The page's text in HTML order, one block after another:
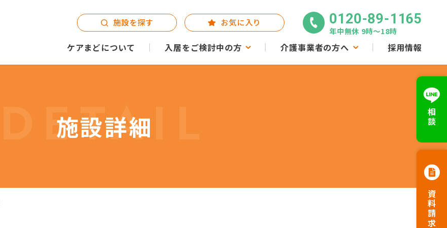
ケアまどについて 入居をご検討中の方 介護事業者の方へ 採用情報
施設を探す お気に入り 0120-89-1165
年中無休 9時〜18時
相談
資料請求
DETAIL
施設詳細